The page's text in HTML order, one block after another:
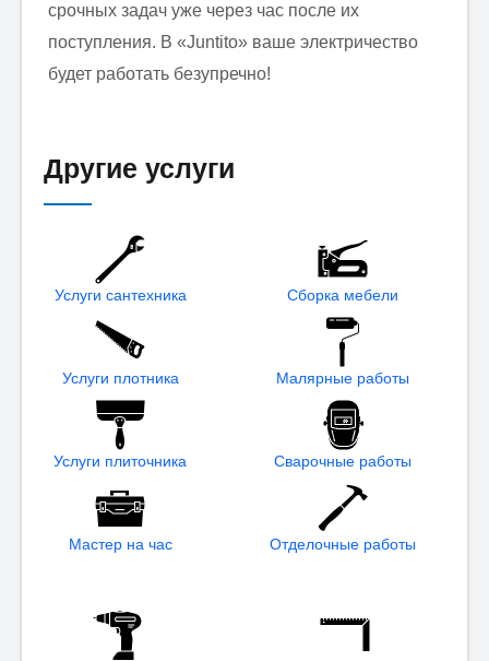
срочных задач уже через час после их
поступления. В «Juntito» ваше электричество
будет работать безупречно!
Другие услуги
Услуги сантехника
Услуги плотника
Услуги плиточника
Мастер на час
Сборка мебели
Малярные работы
Сварочные работы
Отделочные работы